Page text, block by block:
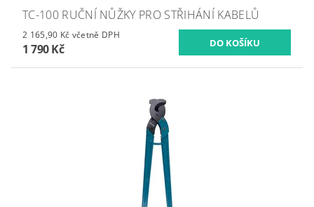
TC-100 RUČNÍ NŮŽKY PRO STŘIHÁNÍ KABELŮ
2 165,90 Kč včetně DPH
1 790 Kč